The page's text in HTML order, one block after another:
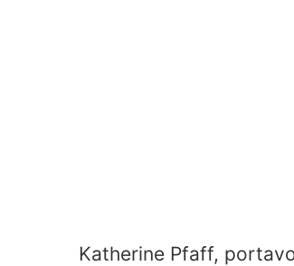
Katherine Pfaff,